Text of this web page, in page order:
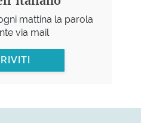
mattina la parola
via mail